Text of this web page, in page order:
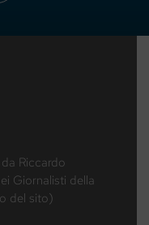
Riccardo
Giornalisti della
del sito)